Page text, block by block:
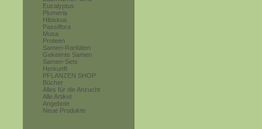
Eucalyptus
Plumeria
Hibiskus
Passiflora
Musa
Proteen
Samen-Raritäten
Gekeimte Samen
Samen-Sets
Herkunft
PFLANZEN SHOP
Bücher
Alles für die Anzucht
Alle Artikel
Angebote
Neue Produkte